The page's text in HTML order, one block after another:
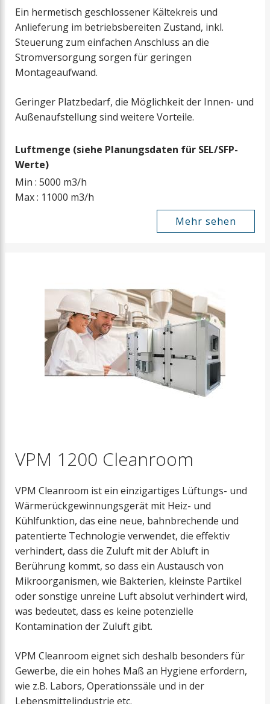
Ein hermetisch geschlossener Kältekreis und
Anlieferung im betriebsbereiten Zustand, inkl.
Steuerung zum einfachen Anschluss an die
Stromversorgung sorgen für geringen
Montageaufwand.
Geringer Platzbedarf, die Möglichkeit der Innen- und
Außenaufstellung sind weitere Vorteile.
Luftmenge (siehe Planungsdaten für SEL/SFP-
Werte)
Min : 5000 m3/h
Max : 11000 m3/h
Mehr sehen
VPM 1200 Cleanroom
VPM Cleanroom ist ein einzigartiges Lüftungs- und
Wärmerückgewinnungsgerät mit Heiz- und
Kühlfunktion, das eine neue, bahnbrechende und
patentierte Technologie verwendet, die effektiv
verhindert, dass die Zuluft mit der Abluft in
Berührung kommt, so dass ein Austausch von
Mikroorganismen, wie Bakterien, kleinste Partikel
oder sonstige unreine Luft absolut verhindert wird,
was bedeutet, dass es keine potenzielle
Kontamination der Zuluft gibt.
VPM Cleanroom eignet sich deshalb besonders für
Gewerbe, die ein hohes Maß an Hygiene erfordern,
wie z.B. Labors, Operationssäle und in der
Lebensmittelindustrie etc.